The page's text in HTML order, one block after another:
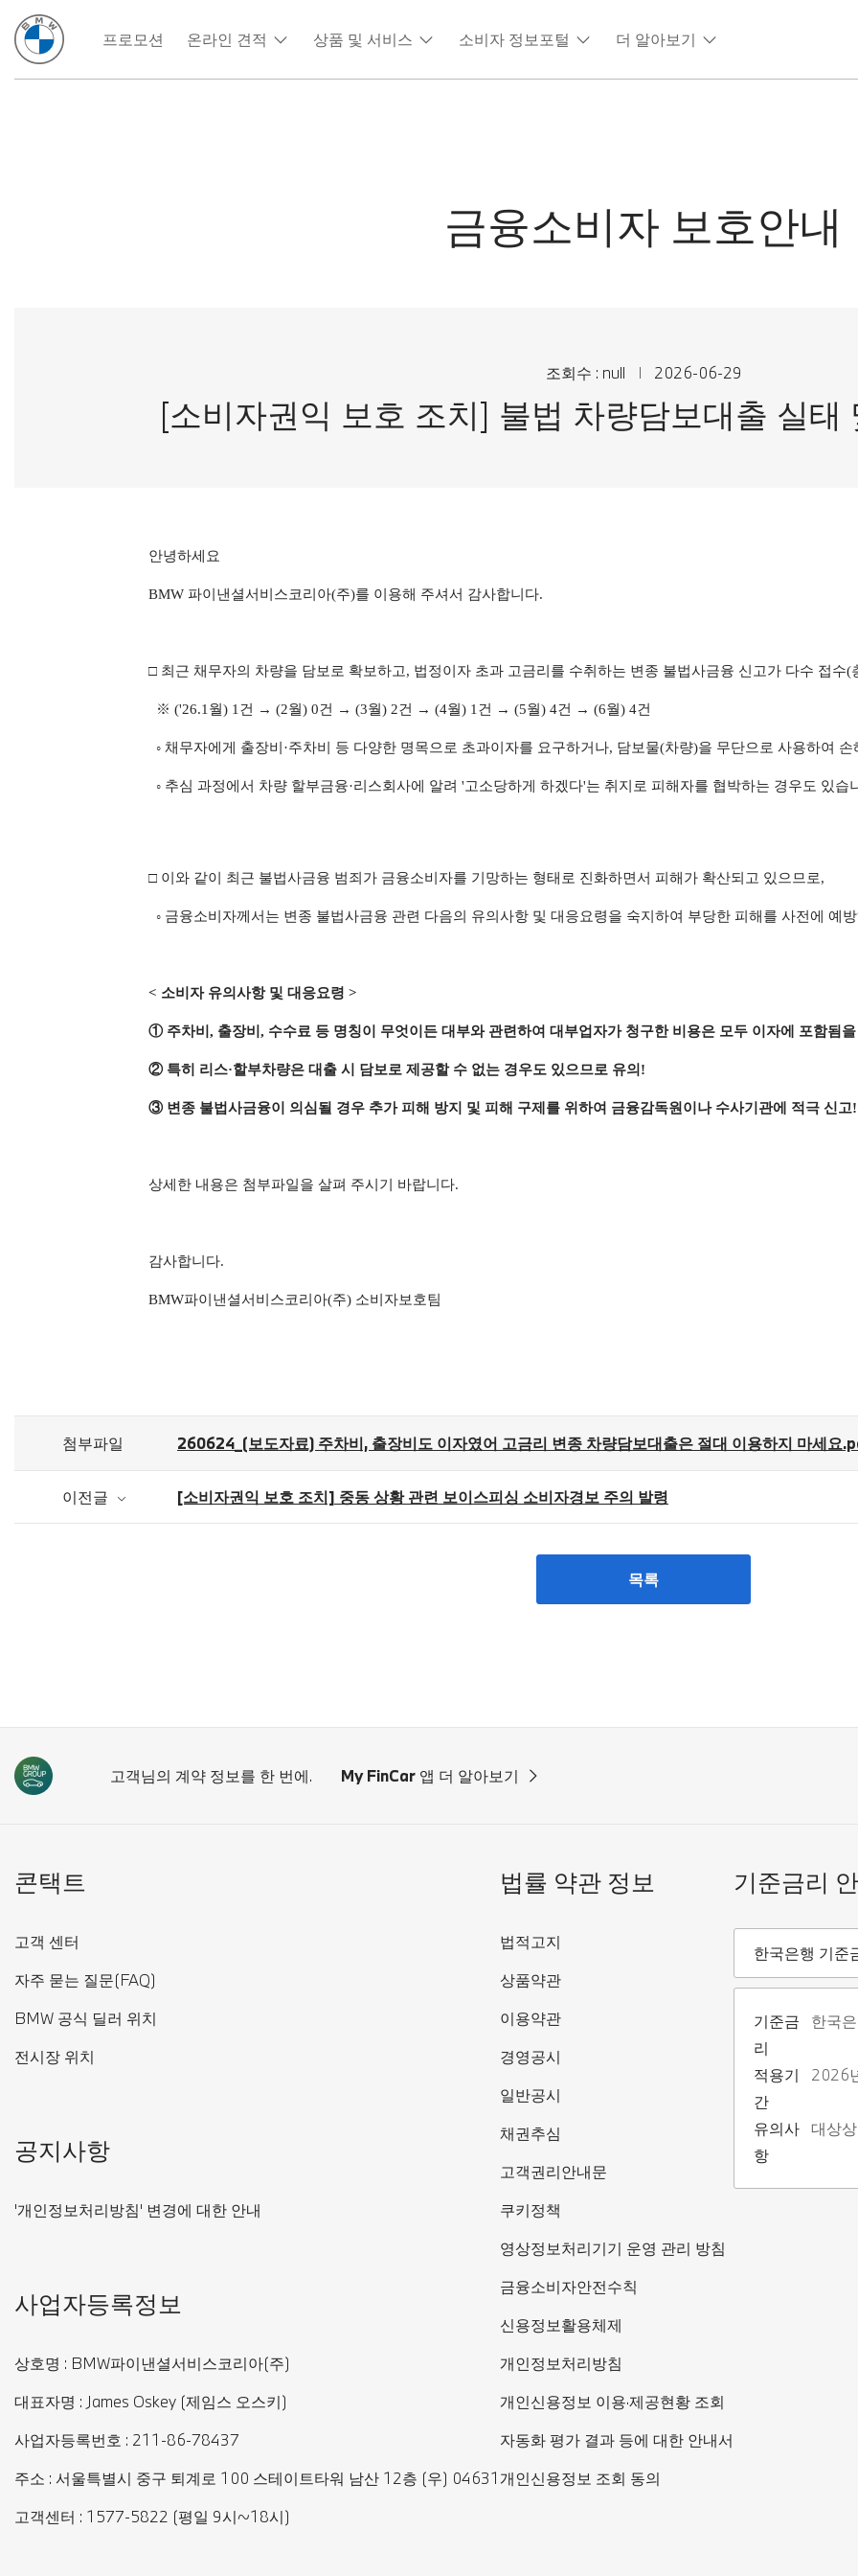
프로모션 온라인 견적 상품 및 서비스 소비자 정보포털 더 알아보기
금융소비자 보호안내
조회수 : null 2026-06-29
[소비자권익 보호 조치] 불법 차량담보대출 실태
안녕하세요
BMW 파이낸셜서비스코리아(주)를 이용해 주셔서 감사합니다.
□ 최근 채무자의 차량을 담보로 확보하고, 법정이자 초과 고금리를 수취하는 변종 불법사금융 신고가 다수 접수(
※ ('26.1 월) 1 건 → (2월) 0건 → (3월) 2건 → (4월) 1 건 → (5월) 4건 → (6월) 4건
◦ 채무자에게 출장비·주차비 등 다양한 명목으로 초과이자를 요구하거나, 담보물(차량)을 무단으로 사용하여 손
◦ 추심 과정에서 차량 할부금융·리스회사에 알려 '고소당하게 하겠다'는 취지로 피해자를 협박하는 경우도 있습
□ 이와 같이 최근 불법사금융 범죄가 금융소비자를 기망하는 형태로 진화하면서 피해가 확산되고 있으므로,
◦ 금융소비자께서는 변종 불법사금융 관련 다음의 유의사항 및 대응요령을 숙지하여 부당한 피해를 사전에 예
< 소비자 유의사항 및 대응요령 >
① 주차비 , 출장비 , 수수료 등 명칭이 무엇이든 대부와 관련하여 대부업자가 청구한 비용은 모두 이자에 포함됨
② 특히 리스·할부차량은 대출 시 담보로 제공할 수 없는 경우도 있으므로 유의 !
③ 변종 불법사금융이 의심될 경우 추가 피해 방지 및 피해 구제를 위하여 금융감독원이나 수사기관에 적극 신고!
상세한 내용은 첨부파일을 살펴 주시기 바랍니다.
감사합니다.
BMW파이낸셜서비스코리아(주) 소비자보호팀
첨부파일 260624_(보도자료) 주차비, 출장비도 이자였어 고금리 변종 차량담보대출은 절대 이용하지 마세요
이전글 [소비자권익 보호 조치] 중동 상황 관련 보이스피싱 소비자경보 주의 발령
목록
고객님의 계약 정보를 한 번에. My FinCar 앱 더 알아보기
콘택트
고객 센터
자주 묻는 질문(FAQ)
BMW 공식 딜러 위치
전시장 위치
공지사항
'개인정보처리방침' 변경에 대한 안내
사업자등록정보
상호명 : BMW파이낸셜서비스코리아(주)
대표자명 : James Oskey (제임스 오스키)
사업자등록번호 : 211-86-78437
주소 : 서울특별시 중구 퇴계로 100 스테이트타워 남산 12층 (우) 04631
고객센터 : 1577-5822 (평일 9시~18시)
법률 약관 정보
법적고지
상품약관
이용약관
경영공시
일반공시
채권추심
고객권리안내문
쿠키정책
영상정보처리기기 운영 관리 방침
금융소비자안전수칙
신용정보활용체제
개인정보처리방침
개인신용정보 이용·제공현황 조회
자동화 평가 결과 등에 대한 안내서
개인신용정보 조회 동의
기준금리
기준금리안내
한국은행 기준
기준금
리
한국
적용기
간
2026
유의사
항
대상